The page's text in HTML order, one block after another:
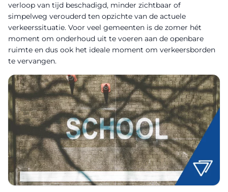
verloop van tijd beschadigd, minder zichtbaar of
simpelweg verouderd ten opzichte van de actuele
verkeerssituatie. Voor veel gemeenten is de zomer hét
moment om onderhoud uit te voeren aan de openbare
ruimte en dus ook het ideale moment om verkeersborden
te vervangen.